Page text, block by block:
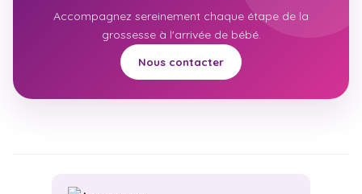
Accompagnez sereinement chaque étape de la
grossesse à l'arrivée de bébé.
Nous contacter